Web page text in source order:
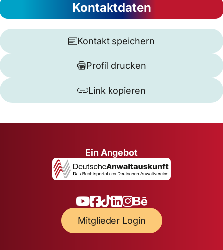
Kontaktdaten
Kontakt speichern
Profil drucken
Link kopieren
Ein Angebot
Mitglieder Login